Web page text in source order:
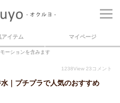
アイテム マイページ
ーションを含みます
1238View 23 コメント
｜プチプラで人気のおすすめ